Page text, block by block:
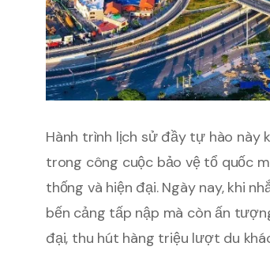
Hành trình lịch sử đầy tự hào này
trong công cuộc bảo vệ tổ quốc
thống và hiện đại. Ngày nay, khi
bến cảng tấp nập mà còn ấn
đại, thu hút hàng triệu lượt du